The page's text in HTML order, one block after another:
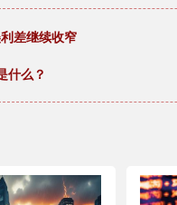
差继续收窄
什么？